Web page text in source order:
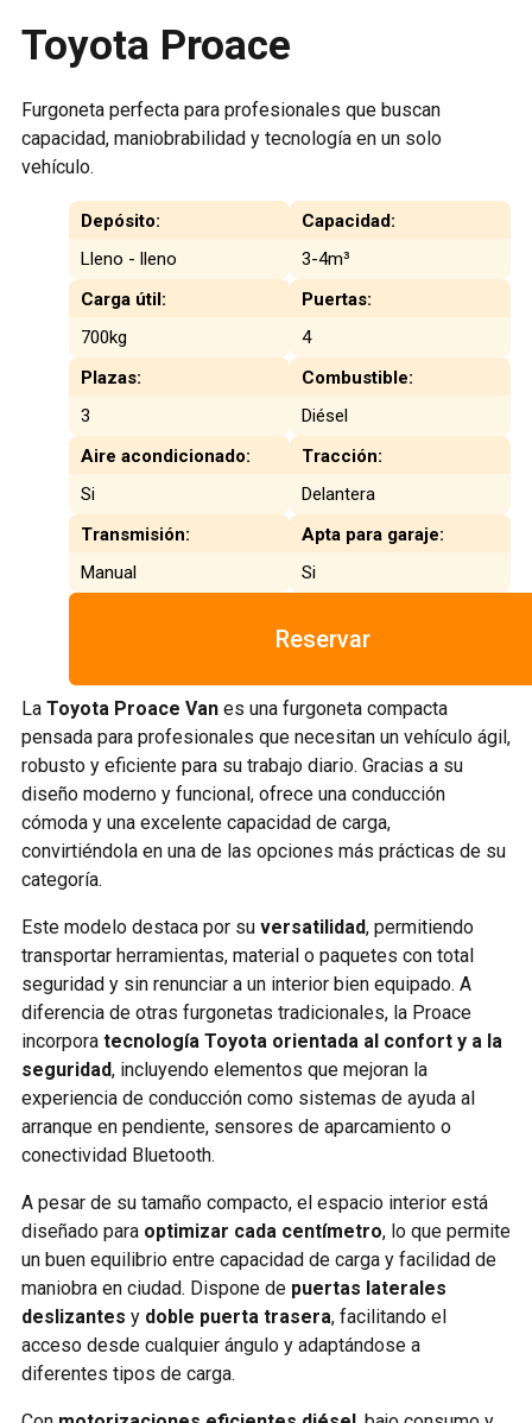
Toyota Proace
Furgoneta perfecta para profesionales que buscan
capacidad, maniobrabilidad y tecnología en un solo
vehículo.
Depósito:
Lleno - lleno
Capacidad:
3-4m³
Carga útil:
700kg
Puertas:
4
Plazas:
3
Combustible:
Diésel
Aire acondicionado:
Si
Tracción:
Delantera
Transmisión:
Manual
Apta para garaje:
Si
Reservar
La Toyota Proace Van es una furgoneta compacta
pensada para profesionales que necesitan un vehículo ágil,
robusto y eficiente para su trabajo diario. Gracias a su
diseño moderno y funcional, ofrece una conducción
cómoda y una excelente capacidad de carga,
convirtiéndola en una de las opciones más prácticas de su
categoría.
Este modelo destaca por su versatilidad, permitiendo
transportar herramientas, material o paquetes con total
seguridad y sin renunciar a un interior bien equipado. A
diferencia de otras furgonetas tradicionales, la Proace
incorpora tecnología Toyota orientada al confort y a la
seguridad, incluyendo elementos que mejoran la
experiencia de conducción como sistemas de ayuda al
arranque en pendiente, sensores de aparcamiento o
conectividad Bluetooth.
A pesar de su tamaño compacto, el espacio interior está
diseñado para optimizar cada centímetro, lo que permite
un buen equilibrio entre capacidad de carga y facilidad de
maniobra en ciudad. Dispone de puertas laterales
deslizantes y doble puerta trasera, facilitando el
acceso desde cualquier ángulo y adaptándose a
diferentes tipos de carga.